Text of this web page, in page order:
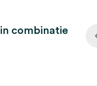
combinatie